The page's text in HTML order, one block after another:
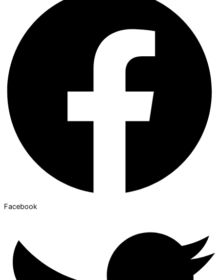
Facebook